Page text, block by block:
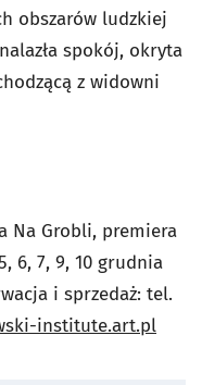
obszarów ludzkiej
spokój, okryta
z widowni
Na Grobli, premiera
6, 7, 9, 10 grudnia
i sprzedaż: tel.
institute.art.pl